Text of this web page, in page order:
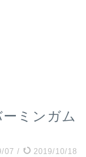
ミンガム
07 / 2019/10/18